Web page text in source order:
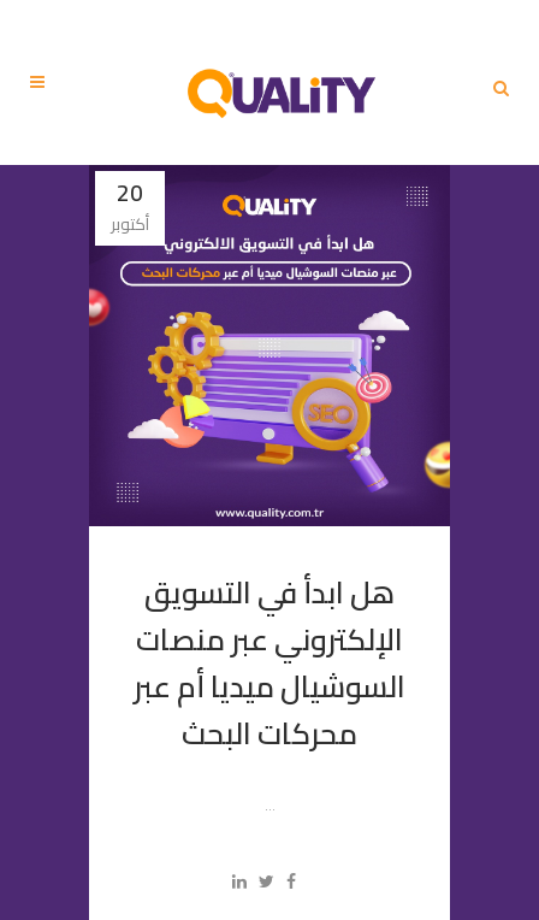
20
أكتوبر
هل ابدأ في التسويق
الإلكتروني عبر منصات
السوشيال ميديا أم عبر
محركات البحث
...